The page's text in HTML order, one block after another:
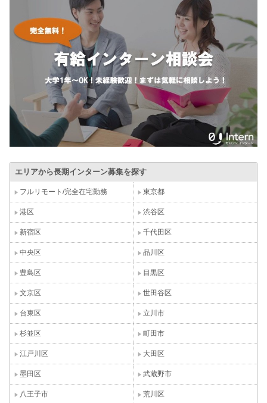
エリアから長期インターン募集を探す
フルリモート/完全在宅勤務 東京都
港区 渋谷区
新宿区 千代田区
中央区 品川区
豊島区 目黒区
文京区 世田谷区
台東区 立川市
杉並区 町田市
江戸川区 大田区
墨田区 武蔵野市
八王子市 荒川区